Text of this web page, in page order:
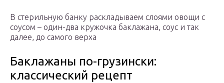
В стерильную банку раскладываем слоями овощи с
соусом – один-два кружочка баклажана, соус и так
далее, до самого верха
Баклажаны по-грузински:
классический рецепт